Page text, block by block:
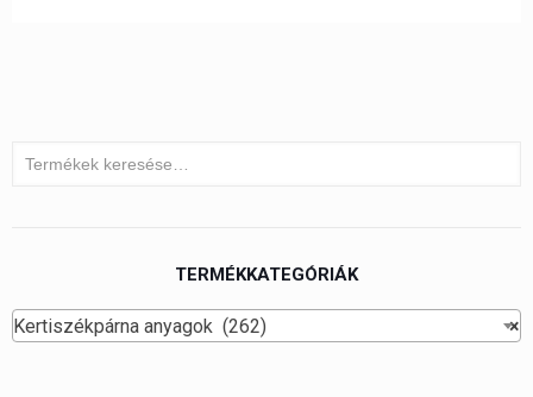
TERMÉKKATEGÓRIÁK
×
Kertiszékpárna anyagok (262)